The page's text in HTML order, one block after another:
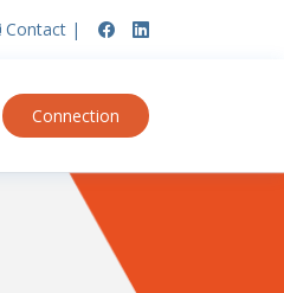
Contact |
Connection